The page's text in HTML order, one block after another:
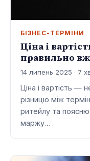
БІЗНЕС-ТЕРМІНИ
Ціна і
правильно
14 липень 2025 · 7
Ціна і вартість —
різницю між
ритейлу та
маржу…